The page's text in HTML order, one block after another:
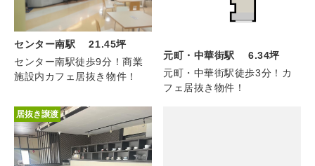
センター南駅 21.45坪
センター南駅徒歩9分！商業
施設内カフェ居抜き物件！
元町・中華街駅 6.34坪
元町・中華街駅徒歩3分！カ
フェ居抜き物件！
居抜き譲渡